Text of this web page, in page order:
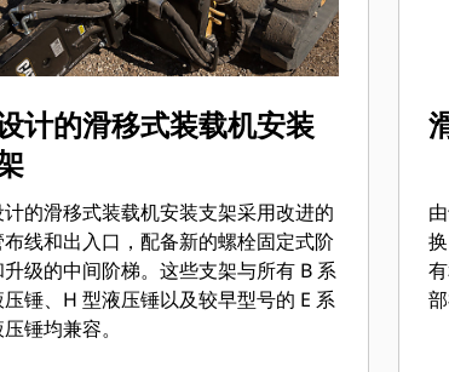
计的滑移式装载机安装
计的滑移式装载机安装支架采用改进的
布线和出入口，配备新的螺栓固定式阶
级的中间阶梯。这些支架与所有 B 系
锤、H 型液压锤以及较早型号的 E 系
锤均兼容。